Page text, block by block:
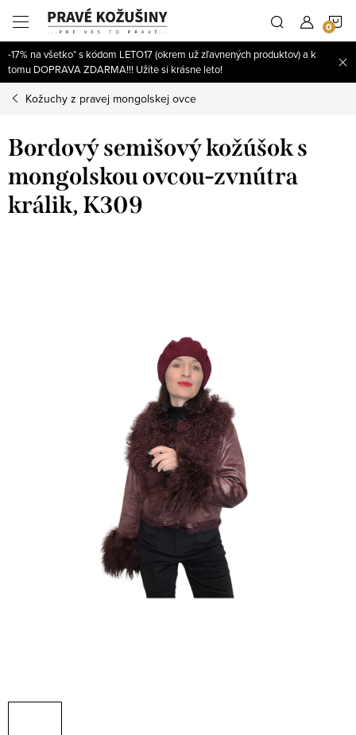
obsah
-17% na všetko* s kódom LETO17 (okrem už zľavnených produktov) a k
tomu DOPRAVA ZDARMA!!! Užite si krásne leto!
Kožuchy z pravej mongolskej ovce
Bordový semišový kožúšok s
mongolskou ovcou-zvnútra
králik, K309